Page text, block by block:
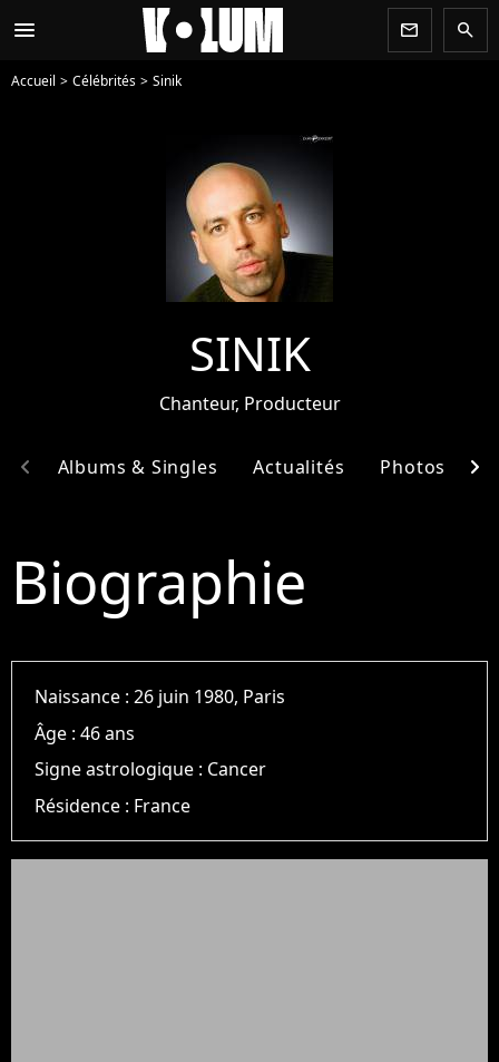
menu newsletter search
Accueil Célébrités Sinik
SINIK
Chanteur, Producteur
Albums & Singles Actualités Photos
chevron_left chevron_right
Biographie
Naissance :26 juin 1980, Paris
Âge :46 ans
Signe astrologique : Cancer
Résidence : France